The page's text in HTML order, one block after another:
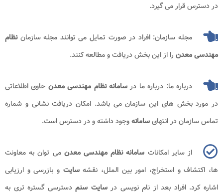
در دسترس قرار می گیرد.
مجله سازمان: افراد در صورت تمایل می توانند مجله سازماننظام
مهندسی معدن را از این بخش دریافت و مطالعه کنند.
درباره ما: درباره ما در سامانه نظام مهندسی معدن حاوی اطلاعاتی
در مورد بخش های این سازمان می باشد. امکان دریافت نشانی و شماره
تماس سازمان در انتهایسامانهوجود داشته و در دسترس است.
از سایر امکانات سامانه نظام مهندسی معدنمی توان به معاونت
ها، اکتشاف و استخراج، امور بین الملل، نقشهسایت و بازرسی و ارزیابی
اشاره کرد. افراد بعد از نام نویسی درسایت سنمدسترسی گستره تری به